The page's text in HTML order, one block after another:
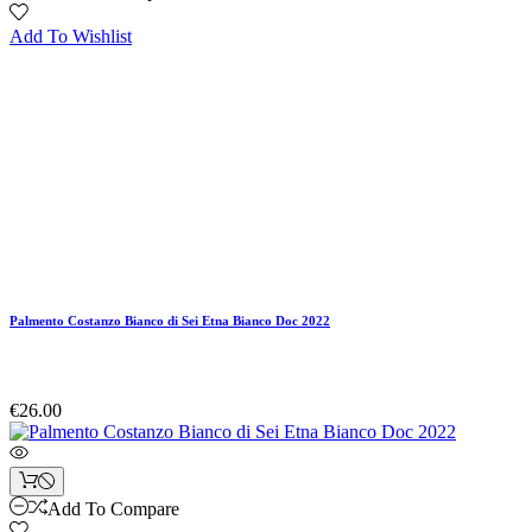
Add To Wishlist
Palmento Costanzo Bianco di Sei Etna Bianco Doc 2022
€26.00
Add To Compare